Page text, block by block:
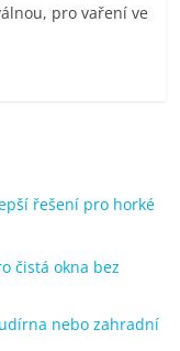
pro vaření ve
řešení pro horké
čistá okna bez
nebo zahradní